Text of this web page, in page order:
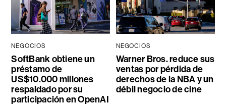
NEGOCIOS
SoftBank obtiene un
préstamo de
US$10.000 millones
respaldado por su
participación en OpenAI
NEGOCIOS
Warner Bros. reduce sus
ventas por pérdida de
derechos de la NBA y un
débil negocio de cine